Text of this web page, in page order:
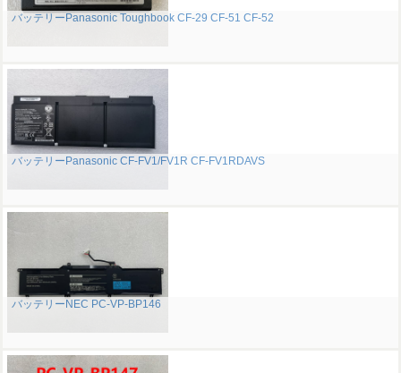
バッテリーPanasonic Toughbook CF-29 CF-51 CF-52
バッテリーPanasonic CF-FV1/FV1R CF-FV1RDAVS
バッテリーNEC PC-VP-BP146